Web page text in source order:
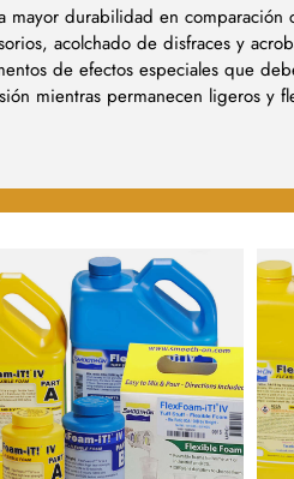
mayor durabilidad en comparación
acolchado de disfraces y
de efectos especiales que
mientras permanecen ligeros y